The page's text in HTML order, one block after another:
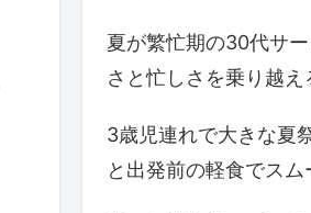
夏が繁忙期の30代サ
さと忙しさを乗り越
3歳児連れで大きな夏
と出発前の軽食でス